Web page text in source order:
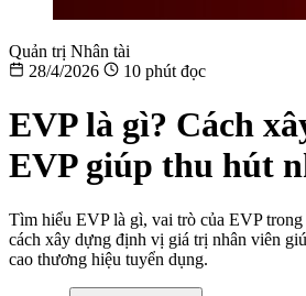
Quản trị Nhân tài
28/4/2026
10 phút đọc
EVP là gì? Cách
EVP giúp thu hút
Tìm hiểu EVP là gì, vai trò của EVP trong
cách xây dựng định vị giá trị nhân viên
cao thương hiệu tuyển dụng.